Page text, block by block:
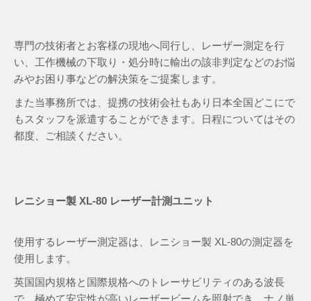
専門の技術者とお客様の現地へ同行し、レーザー測定を行
い、工作機械の下取り・処分時に輸出の該非判定などのお悩
みやお困り事などの解決策をご提案します。
また当事務所では、提携の技術会社もあり日本全国どこにで
もスタッフを派遣することができます。日程についてはその
都度、ご相談ください。
レニショー製 XL-80 レーザー計測ユニット
使用するレーザー測定器は、レニショー製 XL-80の測定器を
使用します。
英国国内規格と国際規格へのトレーサビリティのある波長